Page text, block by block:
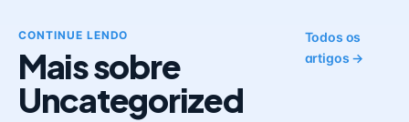
CONTINUE LENDO
Mais sobre
Uncategorized
Todos os
artigos →